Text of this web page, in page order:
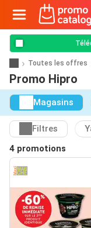
Toutes les offres
Promo Hipro
Magasins
Filtres
4 promotions